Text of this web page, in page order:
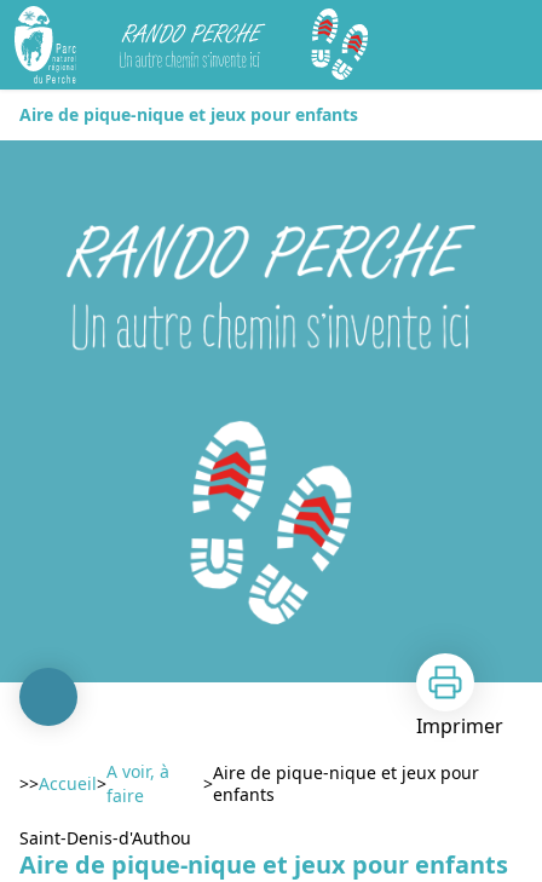
Rando Perche
Aire de pique-nique et jeux pour enfants
Imprimer
>>Accueil>
A voir, à
faire
>Aire de pique-nique et jeux pour
enfants
Saint-Denis-d'Authou
Aire de pique-nique et jeux pour enfants